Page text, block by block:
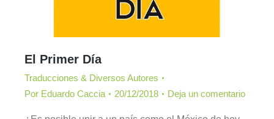
El Primer Día
Traducciones & Diversos Autores
Por Eduardo Caccia 20/12/2018 Deja un comentario